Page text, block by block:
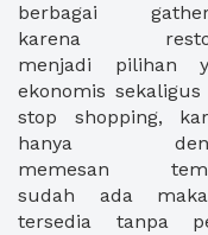
berbagai
karena
menjadi pilihan
ekonomis sekaligus
stop shopping,
hanya
memesan
sudah ada
tersedia tanpa
bekerjasama
ratusan restoran
membuat
anda
menyenangkan.
juga tidak
khawatir
kualitas
restoran yang